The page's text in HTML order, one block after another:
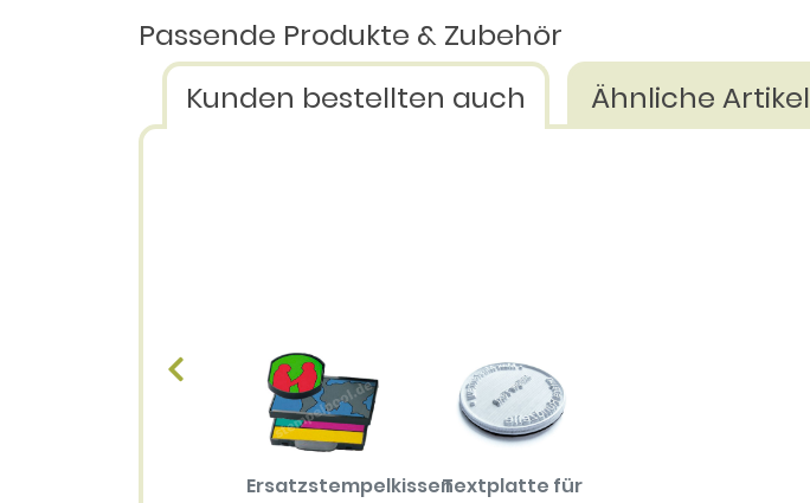
Passende Produkte & Zubehör
Kunden bestellten auch
Ähnliche Artikel
ErsatzstempelkissenTextplatte für